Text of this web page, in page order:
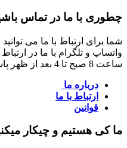
چطوری با ما در تماس
واتساپ و تلگرام با ما در
ساعت 8 صبح تا 4 بعد از ظهر پاسخگوی کاربران عزیز می باشیم
درباره ما
ارتباط با ما
قوانین
ما کی هستیم و چیکار